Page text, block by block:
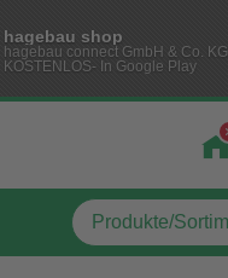
hagebau shop
hagebau connect GmbH & Co. KG
KOSTENLOS- In Google Play